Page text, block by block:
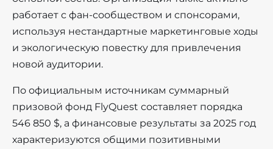
работает с фан-сообществом и спонсорами,
используя нестандартные маркетинговые ходы
и экологическую повестку для привлечения
новой аудитории.
По официальным источникам суммарный
призовой фонд FlyQuest составляет порядка
546 850 $, а финансовые результаты за 2025 год
характеризуются общими позитивными